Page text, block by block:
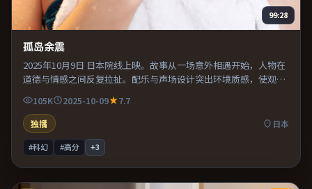
99:28
孤岛余震
2025年10月9日 日本院线上映。故事从一场意外相遇开始，人物在
道德与情感之间反复拉扯。配乐与声场设计突出环境质感，使观众
更易沉浸其中。推荐给偏爱群像戏与命运母题的影迷。
105K 2025-10-09
7.7
独播
日本
#科幻 #高分 +3